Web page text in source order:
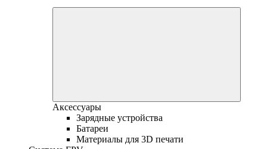
Аксессуары
Зарядные устройства
Батареи
Материалы для 3D печати